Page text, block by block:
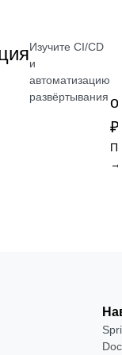
Изучите CI/CD
и
автоматизацию
развёртывания
₽
→